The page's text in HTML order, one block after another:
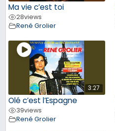
Ma vie c’est toi
28views
René Grolier
3:27
Olé c’est l’Espagne
39views
René Grolier